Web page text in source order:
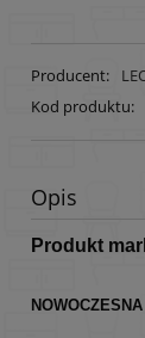
Producent:
Kod produktu:
Opis
Produkt